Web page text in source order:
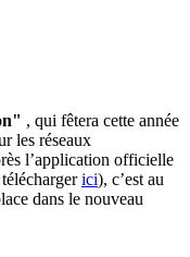
, qui fêtera cette année
les réseaux
l’application officielle
ici), c’est au
dans le nouveau